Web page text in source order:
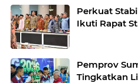
Perkuat
Ikuti Rapat
Pemprov
Tingkatkan